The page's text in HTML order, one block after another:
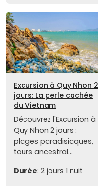
Excursion à Quy Nhon 2
jours: La perle cachée
du Vietnam
Découvrez l'Excursion à
Quy Nhon 2 jours :
plages paradisiaques,
tours ancestral...
Durée: 2 jours 1 nuit